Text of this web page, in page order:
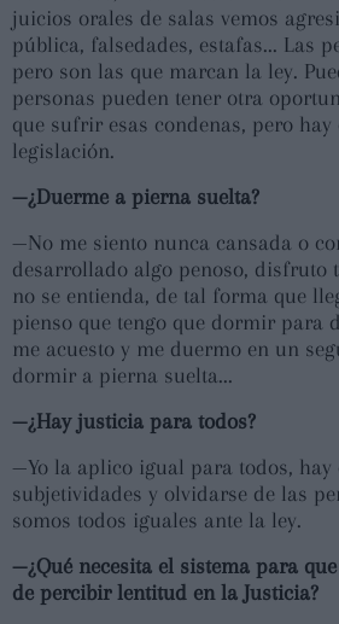
juicios orales de salas vemos
pública, falsedades, estafas... Las
pero son las que marcan la ley.
personas pueden tener otra
que sufrir esas condenas, pero hay
legislación.
—¿Duerme a pierna suelta?
—No me siento nunca cansada o
desarrollado algo penoso, disfruto
no se entienda, de tal forma que
pienso que tengo que dormir para
me acuesto y me duermo en un
dormir a pierna suelta...
—¿Hay justicia para todos?
—Yo la aplico igual para todos, hay
subjetividades y olvidarse de las
somos todos iguales ante la ley.
—¿Qué necesita el sistema para
de percibir lentitud en la Justicia?